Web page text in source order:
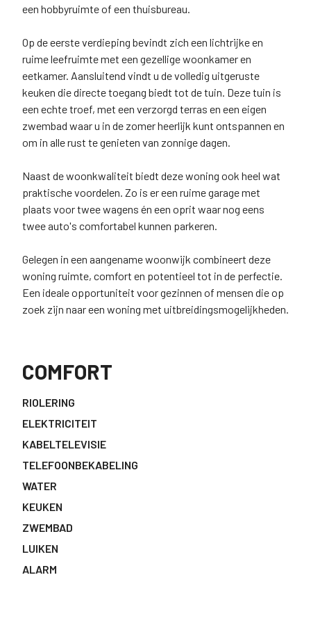
een hobbyruimte of een thuisbureau.
Op de eerste verdieping bevindt zich een lichtrijke en
ruime leefruimte met een gezellige woonkamer en
eetkamer. Aansluitend vindt u de volledig uitgeruste
keuken die directe toegang biedt tot de tuin. Deze tuin is
een echte troef, met een verzorgd terras en een eigen
zwembad waar u in de zomer heerlijk kunt ontspannen en
om in alle rust te genieten van zonnige dagen.
Naast de woonkwaliteit biedt deze woning ook heel wat
praktische voordelen. Zo is er een ruime garage met
plaats voor twee wagens én een oprit waar nog eens
twee auto's comfortabel kunnen parkeren.
Gelegen in een aangename woonwijk combineert deze
woning ruimte, comfort en potentieel tot in de perfectie.
Een ideale opportuniteit voor gezinnen of mensen die op
zoek zijn naar een woning met uitbreidingsmogelijkheden.
COMFORT
RIOLERING
ELEKTRICITEIT
KABELTELEVISIE
TELEFOONBEKABELING
WATER
KEUKEN
ZWEMBAD
LUIKEN
ALARM